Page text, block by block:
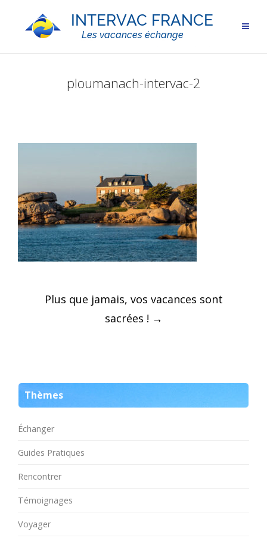
ploumanach-intervac-2
Post
navigation
Plus que jamais, vos vacances sont
sacrées ! →
Thèmes
Échanger
Guides Pratiques
Rencontrer
Témoignages
Voyager